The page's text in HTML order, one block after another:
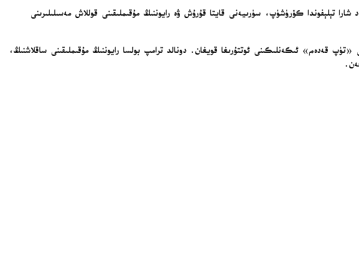
شارا تېلېفوندا كۆرۈشۈپ، سۈرىيەنى قايتا قۇرۇش ۋە رايوننىڭ مۇقىملىقىنى قوللاش مەسىلىلىرىنى
قەدەم» ئىكەنلىكىنى ئوتتۇرىغا قويغان. دونالد ترامپ بولسا رايوننىڭ مۇقىملىقىنى ساقلاشنىڭ،